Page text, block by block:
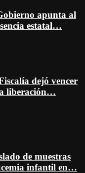
apunta al
estatal…
dejó vencer
liberación…
de muestras
infantil en…